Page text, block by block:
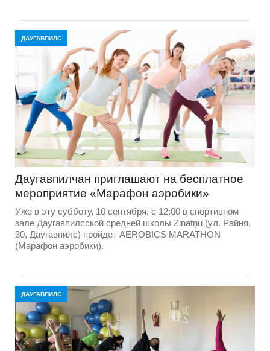
ДАУГАВПИЛС
Даугавпилчан приглашают на бесплатное
мероприятие «Марафон аэробики»
Уже в эту субботу, 10 сентября, с 12:00 в спортивном
зале Даугавпилсской средней школы Zinatņu (ул. Райня,
30, Даугавпилс) пройдет AEROBICS MARATHON
(Марафон аэробики).
ДАУГАВПИЛС